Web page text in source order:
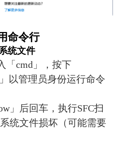
命令行
统文件
「cmd」，按下
以管理员身份运行命令
」后回车，执行SFC扫
统文件损坏（可能需要